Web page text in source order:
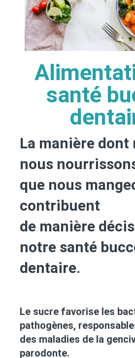
santé
La manière dont
nous
que nous
contribuent
de manière
notre santé
dentaire.
Le sucre favorise les
pathogènes,
des maladies de la
parodonte.